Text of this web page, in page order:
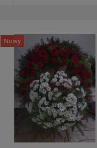
Nowy